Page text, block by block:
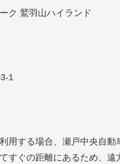
ク 鷲羽山ハイランド
1
用する場合、瀬戸中央自
すぐの距離にあるため、遠